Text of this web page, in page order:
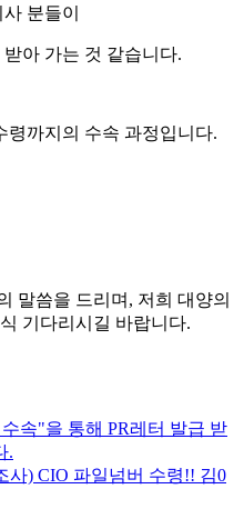
분들이
아 가는 것 같습니다.
령까지의 수속 과정입니다.
말씀을 드리며, 저희 대양의
기다리시길 바랍니다.
속"을 통해 PR레터 발급 받
.
사) CIO 파일넘버 수령!! 김0